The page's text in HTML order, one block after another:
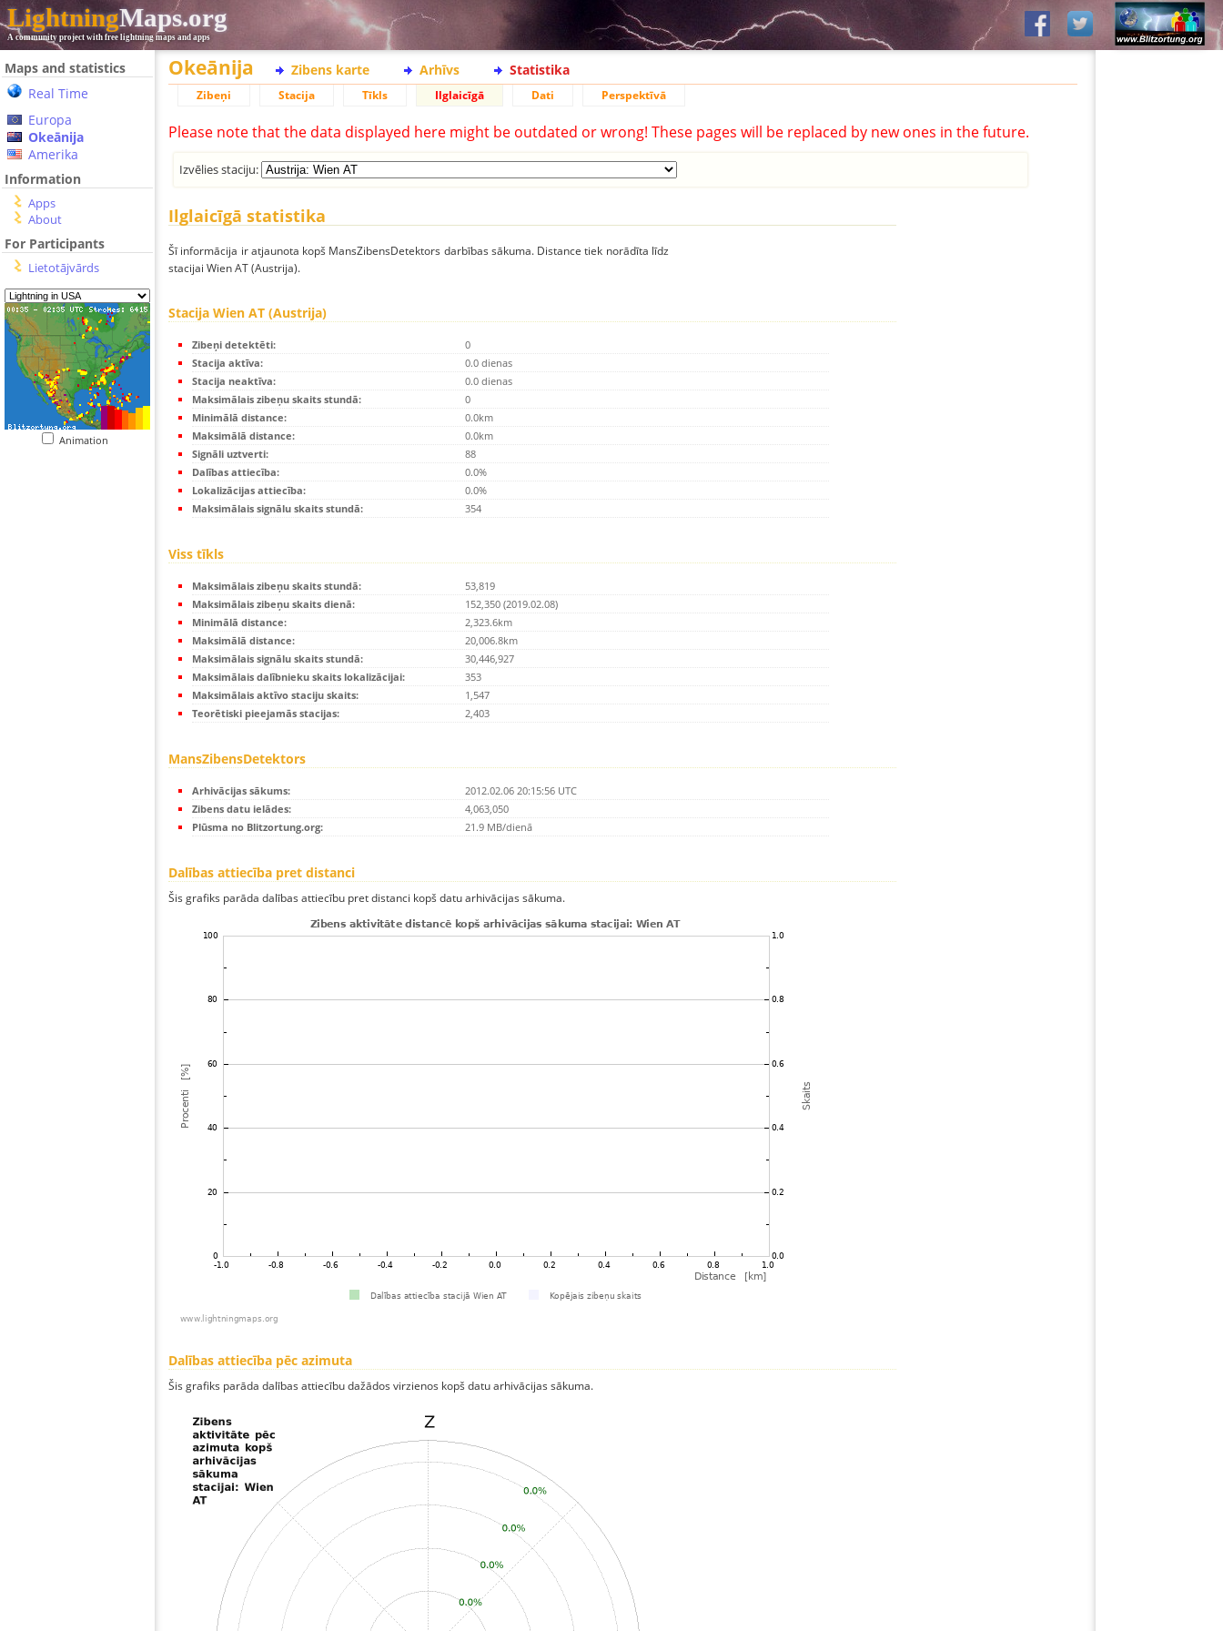
LightningMaps.org
A community project with free lightning maps and apps
Maps and statistics
Real Time
Europa
Okeānija
Amerika
Information
Apps
About
For Participants
Lietotājvārds
Animation
Okeānija Zibens karte Arhīvs Statistika
Zibeņi Stacija Tīkls Ilglaicīgā Dati Perspektīvā
Please note that the data displayed here might be outdated or wrong! These pages will be replaced by new ones in the future.
Izvēlies staciju:
Ilglaicīgā statistika
Šī informācija ir atjaunota kopš MansZibensDetektors darbības sākuma. Distance tiek norādīta līdz
stacijai Wien AT (Austrija).
Stacija Wien AT (Austrija)
Zibeņi detektēti:
0
Stacija aktīva:
0.0 dienas
Stacija neaktīva:
0.0 dienas
Maksimālais zibeņu skaits stundā:
0
Minimālā distance:
0.0km
Maksimālā distance:
0.0km
Signāli uztverti:
88
Dalības attiecība:
0.0%
Lokalizācijas attiecība:
0.0%
Maksimālais signālu skaits stundā:
354
Viss tīkls
Maksimālais zibeņu skaits stundā:
53,819
Maksimālais zibeņu skaits dienā:
152,350 (2019.02.08)
Minimālā distance:
2,323.6km
Maksimālā distance:
20,006.8km
Maksimālais signālu skaits stundā:
30,446,927
Maksimālais dalībnieku skaits lokalizācijai:
353
Maksimālais aktīvo staciju skaits:
1,547
Teorētiski pieejamās stacijas:
2,403
MansZibensDetektors
Arhivācijas sākums:
2012.02.06 20:15:56 UTC
Zibens datu ielādes:
4,063,050
Plūsma no Blitzortung.org:
21.9 MB/dienā
Dalības attiecība pret distanci
Šis grafiks parāda dalības attiecību pret distanci kopš datu arhivācijas sākuma.
Dalības attiecība pēc azimuta
Šis grafiks parāda dalības attiecību dažādos virzienos kopš datu arhivācijas sākuma.